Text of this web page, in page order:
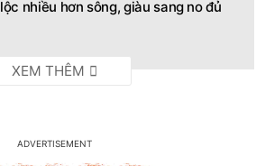
lộc nhiều hơn sông, giàu sang no đủ